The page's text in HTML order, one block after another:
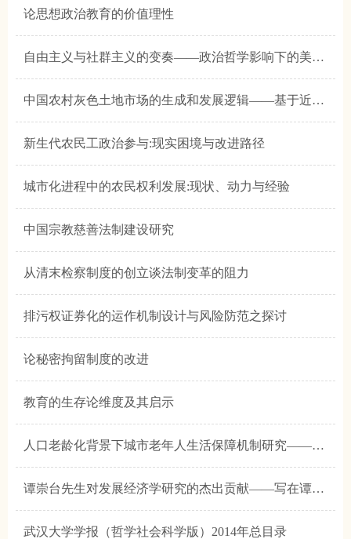
论思想政治教育的价值理性
自由主义与社群主义的变奏——政治哲学影响下的美国学校价值教育
中国农村灰色土地市场的生成和发展逻辑——基于近十年《国土资源统计年鉴》的数据分析
新生代农民工政治参与:现实困境与改进路径
城市化进程中的农民权利发展:现状、动力与经验
中国宗教慈善法制建设研究
从清末检察制度的创立谈法制变革的阻力
排污权证券化的运作机制设计与风险防范之探讨
论秘密拘留制度的改进
教育的生存论维度及其启示
人口老龄化背景下城市老年人生活保障机制研究——基于武汉市的经验分析
谭崇台先生对发展经济学研究的杰出贡献——写在谭崇台先生执教66周年之际
武汉大学学报（哲学社会科学版）2014年总目录